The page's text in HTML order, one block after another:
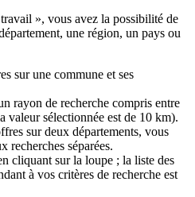
», vous avez la possibilité de
une région, un pays ou
sur une commune et ses
rayon de recherche compris entre
valeur sélectionnée est de 10 km).
sur deux départements, vous
recherches séparées.
cliquant sur la loupe ; la liste des
à vos critères de recherche est